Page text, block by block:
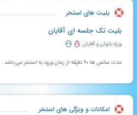
بلیت های استخر
بلیت تک جلسه ای آقایان
ویژه بانوان و آقایان
مدت سانس ها ۹۰ دقیقه از زمان ورود به استخر می باشد.
امکانات و ویژگی های استخر